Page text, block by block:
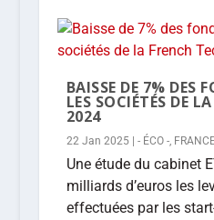
BAISSE DE 7% DES
LES SOCIÉTÉS DE
2024
22 Jan 2025| - ÉCO -,
Une étude du cabinet
milliards d’euros les
effectuées par les